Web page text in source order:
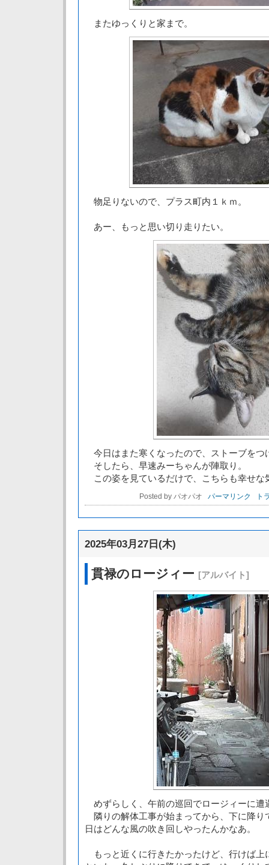
またゆっくりと家まで。
物足りないので、プラス町内１ｋｍ。
あー、もっと思い切り走りたい。
今日はまた寒くなったので、ストーブをつ
そしたら、早速みーちゃんが陣取り。
この姿を見ているだけで、こちらも幸せな
Posted by パオパオ パーマリンク ト
2025年03月27日(木)
貫禄のロージィー [アルバイト]
めずらしく、午前の巡回でロージィーに
隣りの解体工事が始まってから、下に降り
日はどんな風の吹き回しやったんかなあ。
もっと近くに行きたかったけど、行けば上